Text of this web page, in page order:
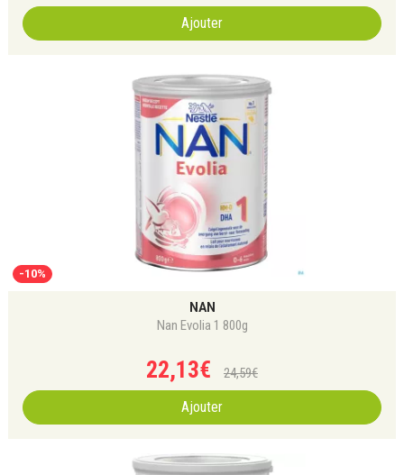
Ajouter
-10%
NAN
Nan Evolia 1 800g
22,13€ 24,59€
Ajouter